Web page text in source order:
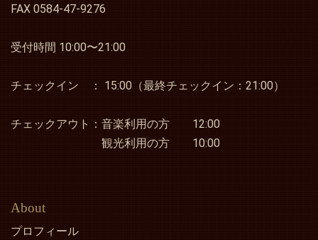
トップページを更新しました
トップページを更新しました
トップページ下方に「観光情報、その他イベント等のお知
2024.01.01
明けましておめでとうございます。トップページを更新し
ージをいったん閉じました
2023.12.12
FAX 0584-47-9276
受付時間 10:00〜21:00
チェックイン ： 15:00（最終チェックイン：21:00）
チェックアウト：音楽利用の方 12:00
観光利用の方 10:00
About
プロフィール